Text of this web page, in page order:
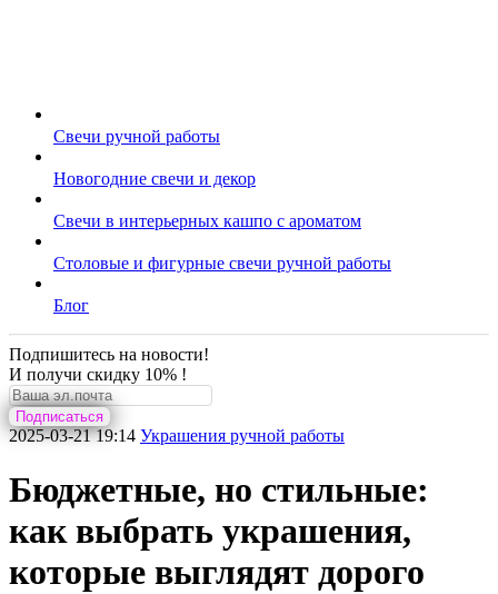
Свечи ручной работы
Новогодние свечи и декор
Свечи в интерьерных кашпо с ароматом
Столовые и фигурные свечи ручной работы
Блог
Подпишитесь на новости!
И получи скидку 10% !
Подписаться
2025-03-21 19:14 Украшения ручной работы
Бюджетные, но стильные:
как выбрать украшения,
которые выглядят дорого